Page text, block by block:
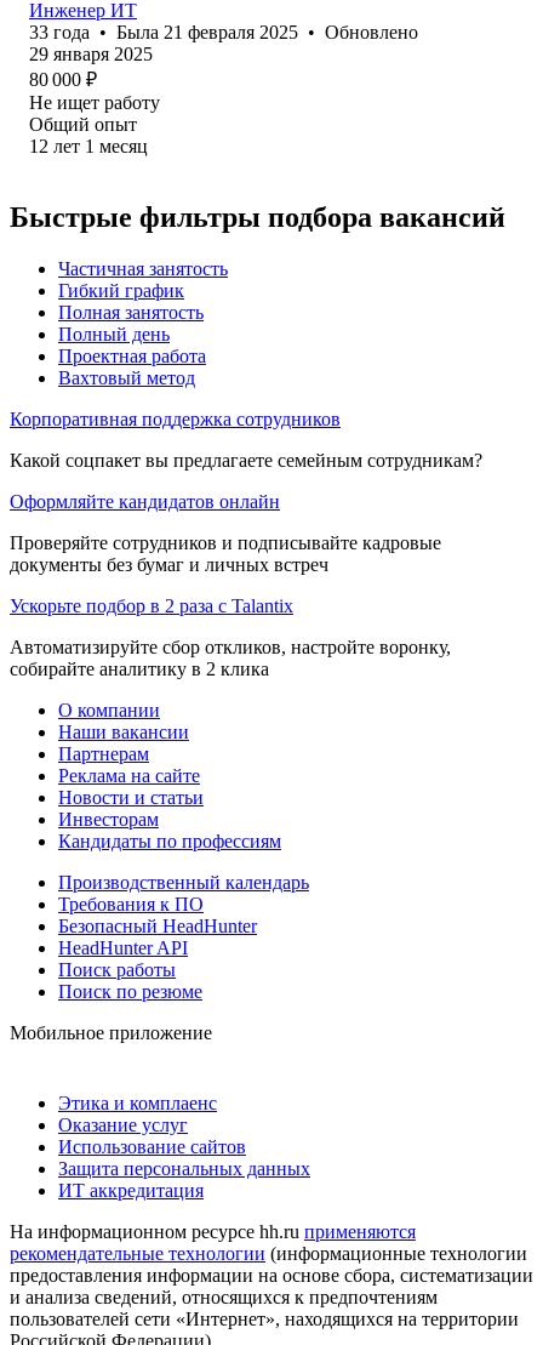
Инженер ИТ
33 года • Была 21 февраля 2025 • Обновлено
29 января 2025
80 000 ₽
Не ищет работу
Общий опыт
12 лет 1 месяц
Быстрые фильтры подбора вакансий
Частичная занятость
Гибкий график
Полная занятость
Полный день
Проектная работа
Вахтовый метод
Корпоративная поддержка сотрудников
Какой соцпакет вы предлагаете семейным сотрудникам?
Оформляйте кандидатов онлайн
Проверяйте сотрудников и подписывайте кадровые
документы без бумаг и личных встреч
Ускорьте подбор в 2 раза с Talantix
Автоматизируйте сбор откликов, настройте воронку,
собирайте аналитику в 2 клика
О компании
Наши вакансии
Партнерам
Реклама на сайте
Новости и статьи
Инвесторам
Кандидаты по профессиям
Производственный календарь
Требования к ПО
Безопасный HeadHunter
HeadHunter API
Поиск работы
Поиск по резюме
Мобильное приложение
Этика и комплаенс
Оказание услуг
Использование сайтов
Защита персональных данных
ИТ аккредитация
На информационном ресурсе hh.ru применяются
рекомендательные технологии (информационные технологии
предоставления информации на основе сбора, систематизации
и анализа сведений, относящихся к предпочтениям
пользователей сети «Интернет», находящихся на территории
Российской Федерации)